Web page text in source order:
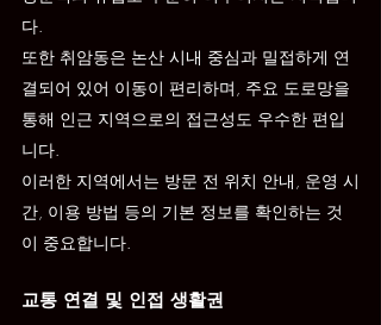
다.
또한 취암동은 논산 시내 중심과 밀접하게 연
결되어 있어 이동이 편리하며, 주요 도로망을
통해 인근 지역으로의 접근성도 우수한 편입
니다.
이러한 지역에서는 방문 전 위치 안내, 운영 시
간, 이용 방법 등의 기본 정보를 확인하는 것
이 중요합니다.
교통 연결 및 인접 생활권